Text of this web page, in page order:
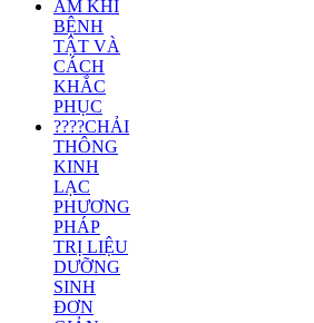
ÂM KHÍ
BỆNH
TẬT VÀ
CÁCH
KHẮC
PHỤC
????CHẢI
THÔNG
KINH
LẠC
PHƯƠNG
PHÁP
TRỊ LIỆU
DƯỠNG
SINH
ĐƠN